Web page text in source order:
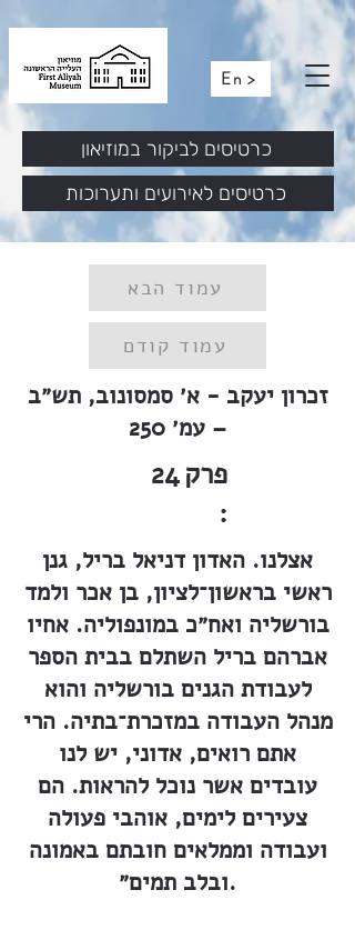
En >
כרטיסים לאירועים ותערוכות
כרטיסים לביקור במוזיאון
עמוד הבא
עמוד קודם
זכרון יעקב - א׳ סמסונוב, תש״ב
– עמ׳ 250
24פרק
:
אצלנו. האדון דניאל בריל, גנן
ראשי בראשון־לציון, בן אכר ולמד
בורשליה ואח״כ במונפוליה. אחיו
אברהם בריל השתלם בבית הספר
לעבודת הגנים בורשליה והוא
מנהל העבודה במזכרת־בתיה. הרי
אתם רואים, אדוני, יש לנו
עובדים אשר נוכל להראות. הם
צעירים לימים, אוהבי פעולה
ועבודה וממלאים חובתם באמונה
ובלב תמים״.